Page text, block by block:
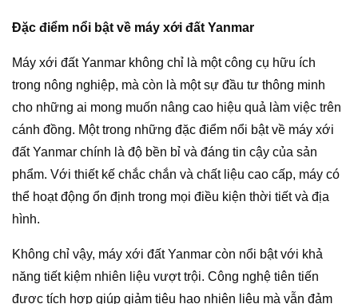
Đặc điểm nổi bật về máy xới đất Yanmar
Máy xới đất Yanmar không chỉ là một công cụ hữu ích
trong nông nghiệp, mà còn là một sự đầu tư thông minh
cho những ai mong muốn nâng cao hiệu quả làm việc trên
cánh đồng. Một trong những đặc điểm nổi bật về máy xới
đất Yanmar chính là độ bền bỉ và đáng tin cậy của sản
phẩm. Với thiết kế chắc chắn và chất liệu cao cấp, máy có
thể hoạt động ổn định trong mọi điều kiện thời tiết và địa
hình.
Không chỉ vậy, máy xới đất Yanmar còn nổi bật với khả
năng tiết kiệm nhiên liệu vượt trội. Công nghệ tiên tiến
được tích hợp giúp giảm tiêu hao nhiên liệu mà vẫn đảm